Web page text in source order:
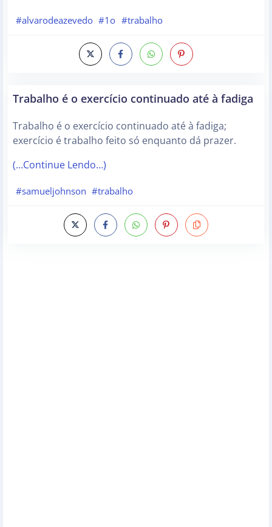
#alvarodeazevedo #1o #trabalho
Trabalho é o exercício continuado até à fadiga
Trabalho é o exercício continuado até à fadiga;
exercício é trabalho feito só enquanto dá prazer.
(…Continue Lendo…)
#samueljohnson #trabalho